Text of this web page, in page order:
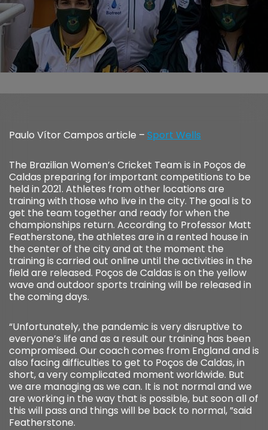
Paulo Vítor Campos article – Sport Wells
The Brazilian Women’s Cricket Team is in Poços de
Caldas preparing for important competitions to be
held in 2021. Athletes from other locations are
training with those who live in the city. The goal is to
get the team together and ready for when the
championships return. According to Professor Matt
Featherstone, the athletes are in a rented house in
the center of the city and at the moment the
training is carried out online until the activities in the
field are released. Poços de Caldas is on the yellow
wave and outdoor sports training will be released in
the coming days.
“Unfortunately, the pandemic is very disruptive to
everyone’s life and as a result our training has been
compromised. Our coach comes from England and is
also facing difficulties to get to Poços de Caldas, in
short, a very complicated moment worldwide. But
we are managing as we can. It is not normal and we
are working in the way that is possible, but soon all of
this will pass and things will be back to normal, ”said
Featherstone.